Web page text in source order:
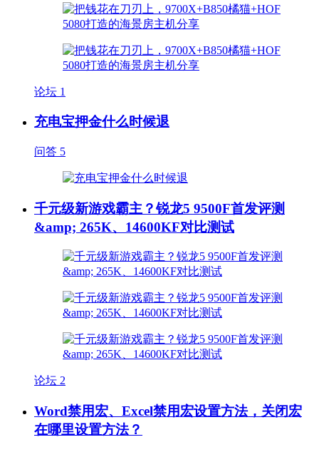
论坛 1
充电宝押金什么时候退
问答 5
千元级新游戏霸主？锐龙5 9500F首发评测
&amp; 265K、14600KF对比测试
论坛 2
Word禁用宏、Excel禁用宏设置方法，关闭宏
在哪里设置方法？